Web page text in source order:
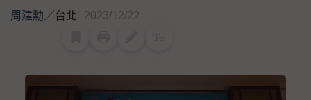
周建勳／台北 2023/12/22